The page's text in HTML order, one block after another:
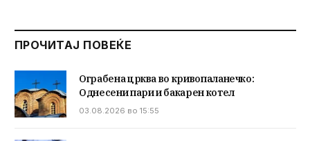
ПРОЧИТАЈ ПОВЕЌЕ
Ограбена црква во кривопаланечко:
Однесени пари и бакарен котел
03.08.2026 во 15:55